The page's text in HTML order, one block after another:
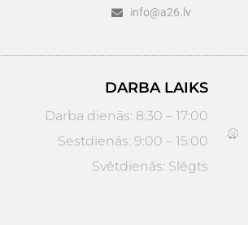
info@a26.lv
DARBA LAIKS
Darba dienās: 8:30 – 17:00
Sestdienās: 9:00 – 15:00
Svētdienās: Slēgts